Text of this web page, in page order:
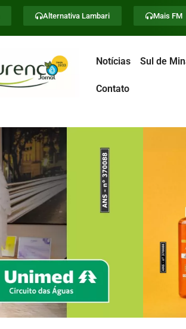
Alternativa Lambari Mais FM
Notícias Sul de
Contato